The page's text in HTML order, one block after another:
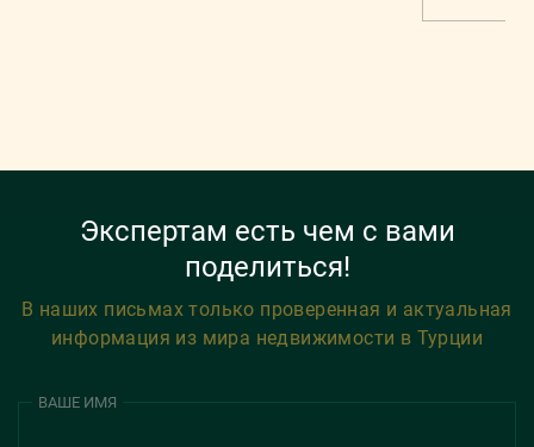
Экспертам есть чем с вами
поделиться!
В наших письмах только проверенная и актуальная
информация из мира недвижимости в Турции
ВАШЕ ИМЯ